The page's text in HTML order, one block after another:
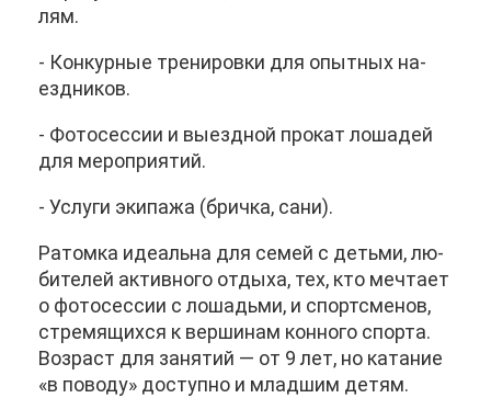
лям.
- Кон­кур­ные тре­ни­ров­ки для опыт­ных на­
езд­ни­ков.
- Фо­то­сес­сии и вы­езд­ной про­кат ло­ша­дей
для ме­ро­при­я­тий.
- Услу­ги эки­па­жа (брич­ка, са­ни).
Ра­том­ка иде­аль­на для се­мей с детьми, лю­
би­те­лей ак­тив­но­го от­ды­ха, тех, кто меч­та­ет
о фо­то­сес­сии с ло­ша­дь­ми, и спортс­ме­нов,
стре­мя­щих­ся к вер­ши­нам кон­но­го спор­та.
Воз­раст для за­ня­тий — от 9 лет, но ка­та­ние
«в по­во­ду» до­ступ­но и млад­шим де­тям.